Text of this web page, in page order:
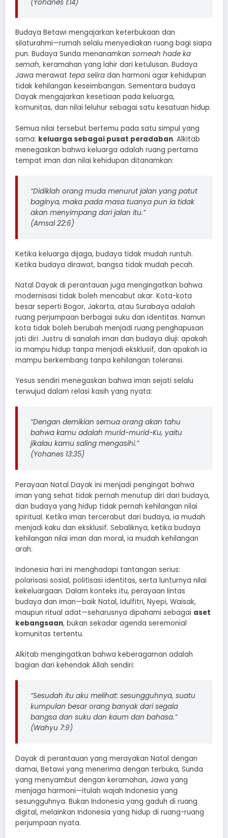
(Yohanes 1:14)
Budaya Betawi mengajarkan keterbukaan dan
silaturahmi—rumah selalu menyediakan ruang bagi siapa
pun. Budaya Sunda menanamkan someah hade ka
semah, keramahan yang lahir dari ketulusan. Budaya
Jawa merawat tepa selira dan harmoni agar kehidupan
tidak kehilangan keseimbangan. Sementara budaya
Dayak mengajarkan kesetiaan pada keluarga,
komunitas, dan nilai leluhur sebagai satu kesatuan hidup.
Semua nilai tersebut bertemu pada satu simpul yang
sama: keluarga sebagai pusat peradaban. Alkitab
menegaskan bahwa keluarga adalah ruang pertama
tempat iman dan nilai kehidupan ditanamkan:
“Didiklah orang muda menurut jalan yang patut
baginya, maka pada masa tuanya pun ia tidak
akan menyimpang dari jalan itu.”
(Amsal 22:6)
Ketika keluarga dijaga, budaya tidak mudah runtuh.
Ketika budaya dirawat, bangsa tidak mudah pecah.
Natal Dayak di perantauan juga mengingatkan bahwa
modernisasi tidak boleh mencabut akar. Kota-kota
besar seperti Bogor, Jakarta, atau Surabaya adalah
ruang perjumpaan berbagai suku dan identitas. Namun
kota tidak boleh berubah menjadi ruang penghapusan
jati diri. Justru di sanalah iman dan budaya diuji: apakah
ia mampu hidup tanpa menjadi eksklusif, dan apakah ia
mampu berkembang tanpa kehilangan toleransi.
Yesus sendiri menegaskan bahwa iman sejati selalu
terwujud dalam relasi kasih yang nyata:
“Dengan demikian semua orang akan tahu
bahwa kamu adalah murid-murid-Ku, yaitu
jikalau kamu saling mengasihi.”
(Yohanes 13:35)
Perayaan Natal Dayak ini menjadi pengingat bahwa
iman yang sehat tidak pernah menutup diri dari budaya,
dan budaya yang hidup tidak pernah kehilangan nilai
spiritual. Ketika iman tercerabut dari budaya, ia mudah
menjadi kaku dan eksklusif. Sebaliknya, ketika budaya
kehilangan nilai iman dan moral, ia mudah kehilangan
arah.
Indonesia hari ini menghadapi tantangan serius:
polarisasi sosial, politisasi identitas, serta lunturnya nilai
kekeluargaan. Dalam konteks itu, perayaan lintas
budaya dan iman—baik Natal, Idulfitri, Nyepi, Waisak,
maupun ritual adat—seharusnya dipahami sebagai aset
kebangsaan, bukan sekadar agenda seremonial
komunitas tertentu.
Alkitab mengingatkan bahwa keberagaman adalah
bagian dari kehendak Allah sendiri:
“Sesudah itu aku melihat: sesungguhnya, suatu
kumpulan besar orang banyak dari segala
bangsa dan suku dan kaum dan bahasa.”
(Wahyu 7:9)
Dayak di perantauan yang merayakan Natal dengan
damai, Betawi yang menerima dengan terbuka, Sunda
yang menyambut dengan keramahan, Jawa yang
menjaga harmoni—itulah wajah Indonesia yang
sesungguhnya. Bukan Indonesia yang gaduh di ruang
digital, melainkan Indonesia yang hidup di ruang-ruang
perjumpaan nyata.